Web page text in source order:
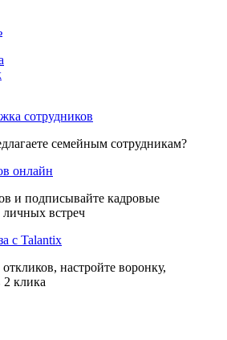
сотрудников
семейным сотрудникам?
онлайн
и подписывайте кадровые
личных встреч
с Talantix
настройте воронку,
2 клика